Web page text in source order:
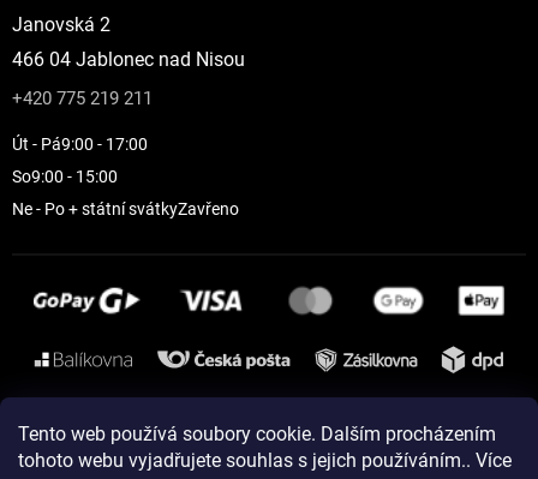
Tento web používá soubory cookie. Dalším procházením
tohoto webu vyjadřujete souhlas s jejich používáním.. Více
Janovská 2
466 04 Jablonec nad Nisou
+420 775 219 211
Út - Pá9:00 - 17:00
So9:00 - 15:00
Ne - Po + státní svátkyZavřeno
Instagram